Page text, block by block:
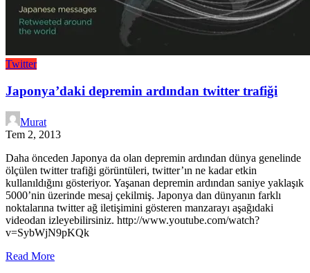
Twitter
Japonya’daki depremin ardından twitter trafiği
Murat
Tem 2, 2013
Daha önceden Japonya da olan depremin ardından dünya genelinde
ölçülen twitter trafiği görüntüleri, twitter’ın ne kadar etkin
kullanıldığını gösteriyor. Yaşanan depremin ardından saniye yaklaşık
5000’nin üzerinde mesaj çekilmiş. Japonya dan dünyanın farklı
noktalarına twitter ağ iletişimini gösteren manzarayı aşağıdaki
videodan izleyebilirsiniz. http://www.youtube.com/watch?
v=SybWjN9pKQk
Read More